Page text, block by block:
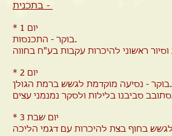
בתכנית -
* יום 1
בוקר - התכנסות.
* יום 2
בוקר - נסיעה מוקדמת לגשש ברמת הגולן.
* יום שבת 3